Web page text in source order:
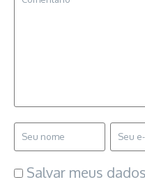
Salvar meus